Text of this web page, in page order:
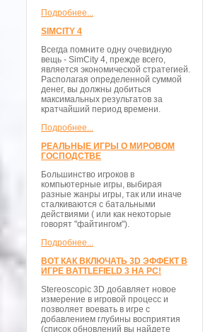
Подробнее...
SIMCITY 4
Всегда помните одну очевидную
вещь - SimCity 4, прежде всего,
является экономической стратегией.
Располагая определенной суммой
денег, вы должны добиться
максимальных результатов за
кратчайший период времени.
Подробнее...
РЕАЛЬНЫЕ ИГРЫ О МИРОВОМ
ГОСПОДСТВЕ
Большинство игроков в
компьютерные игры, выбирая
разные жанры игры, так или иначе
сталкиваются с батальными
действиями ( или как некоторые
говорят "файтингом").
Подробнее...
ВОТ КАК ВКЛЮЧАТЬ 3D ЭФФЕКТ В
ИГРЕ BATTLEFIELD 3 НА PC!
Stereoscopic 3D добавляет новое
измерение в игровой процесс и
позволяет воевать в игре с
добавлением глубины восприятия
(список обновлений вы найдете